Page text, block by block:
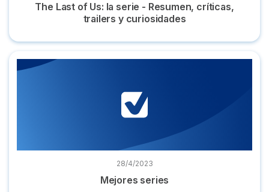
The Last of Us: la serie - Resumen, críticas,
trailers y curiosidades
Mejores series
28/4/2023
Mejores series